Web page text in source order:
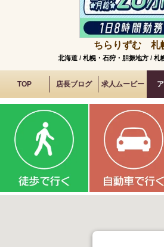
ちらりずむ 札
北海道 / 札幌・石狩・胆振地方 / 札
TOP 店長ブログ 求人ムービー